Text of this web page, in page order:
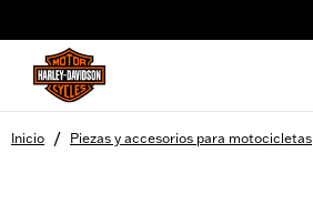
Inicio / Piezas y accesorios para motocicletas